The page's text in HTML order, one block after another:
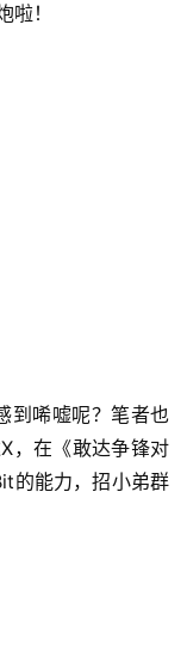
！
唏嘘呢？笔者也
，在《敢达争锋对
的能力，招小弟群